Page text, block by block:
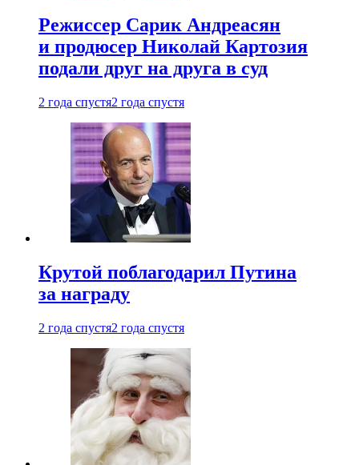
Режиссер Сарик Андреасян
и продюсер Николай Картозия
подали друг на друга в суд
2 года спустя2 года спустя
Крутой поблагодарил Путина
за награду
2 года спустя2 года спустя